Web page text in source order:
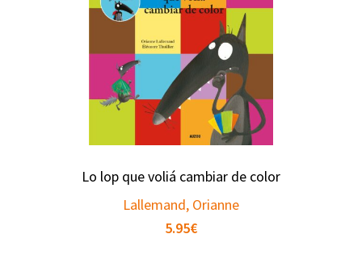
Lo lop que voliá cambiar de color
Lallemand, Orianne
5.95€